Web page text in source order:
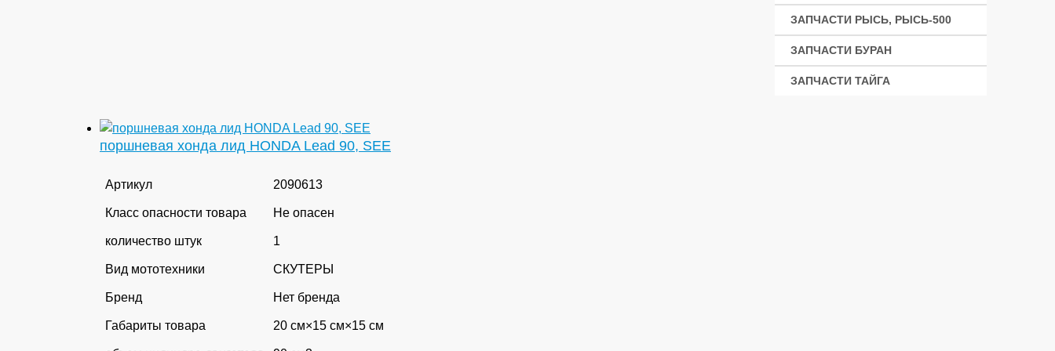
ЗАПЧАСТИ РЫСЬ, РЫСЬ-500
ЗАПЧАСТИ БУРАН
ЗАПЧАСТИ ТАЙГА
поршневая хонда лид HONDA Lead 90, SEE
Артикул 2090613
Класс опасности товара Не опасен
количество штук 1
Вид мототехники СКУТЕРЫ
Бренд Нет бренда
Габариты товара 20 см×15 см×15 см